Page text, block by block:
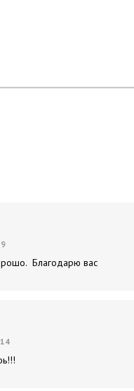
Благодарю вас